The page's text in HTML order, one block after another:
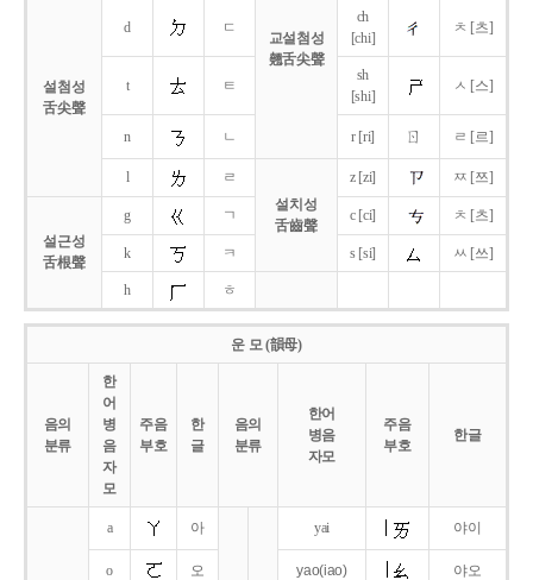
교설첨성
翹舌尖聲
설첨성
舌尖聲
d ㄷ
ch
[chi]
ㅊ [츠]
t ㅌ
sh
[shi]
ㅅ [스]
n ㄴ r [ri] ㄖ ㄹ [르]
l
ㄹ
설치성
舌齒聲
z [zi] ㅉ [쯔]
설근성
舌根聲
g ㄱ c [ci] ㅊ [츠]
k ㅋ s [si] ㅆ [쓰]
h ㅎ
운 모 (韻母)
음의
분류
한
어
병
음
자
모
주음
부호
한
글
음의
분류
한어
병음
자모
주음
부호
한글
a 아 yai 야이
o 오 yao(iao) 야오